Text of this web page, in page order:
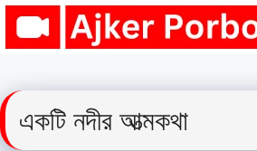
Skip
একটি নদীর আত্মকথা